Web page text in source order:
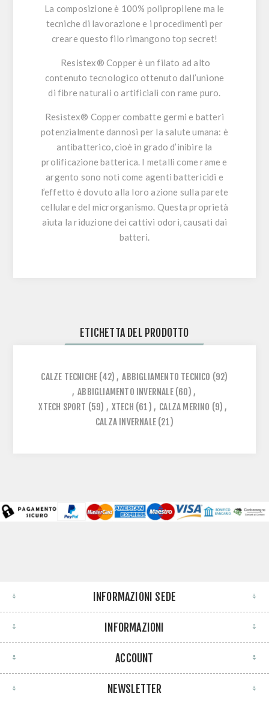
La composizione è 100% polipropilene ma le
tecniche di lavorazione e i procedimenti per
creare questo filo rimangono top secret!
Resistex® Copperè un filato ad alto
contenuto tecnologico ottenuto dall’unione
di fibre naturali o artificiali con rame puro.
Resistex® Coppercombatte germi e batteri
potenzialmente dannosi per la salute umana: è
antibatterico, cioè in grado d’inibire la
prolificazione batterica. I metalli come rame e
argento sono noti come agenti battericidi e
l’effetto è dovuto alla loro azione sulla parete
cellulare del microrganismo. Questa proprietà
aiuta la riduzione dei cattivi odori, causati dai
batteri.
ETICHETTA DEL PRODOTTO
CALZE TECNICHE (42) , ABBIGLIAMENTO TECNICO (92)
, ABBIGLIAMENTO INVERNALE (60) ,
XTECH SPORT (59) , XTECH (61) , CALZA MERINO (9) ,
CALZA INVERNALE (21)
INFORMAZIONI SEDE
INFORMAZIONI
ACCOUNT
NEWSLETTER